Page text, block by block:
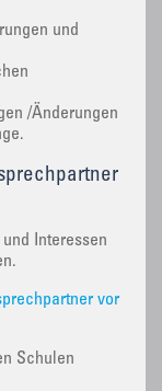
und
/Änderungen
Interessen
vor
Schulen